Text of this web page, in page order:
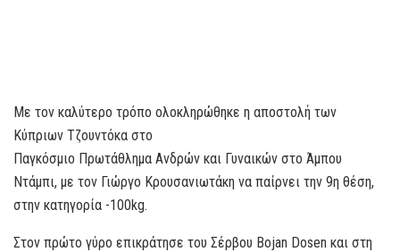
Με τον καλύτερο τρόπο ολοκληρώθηκε η αποστολή των
Κύπριων Τζουντόκα στο
Παγκόσμιο Πρωτάθλημα Ανδρών και Γυναικών στο Άμπου
Ντάμπι, με τον Γιώργο Κρουσανιωτάκη να παίρνει την 9η θέση,
στην κατηγορία -100kg.
Στον πρώτο γύρο επικράτησε του Σέρβου Bojan Dosen και στη